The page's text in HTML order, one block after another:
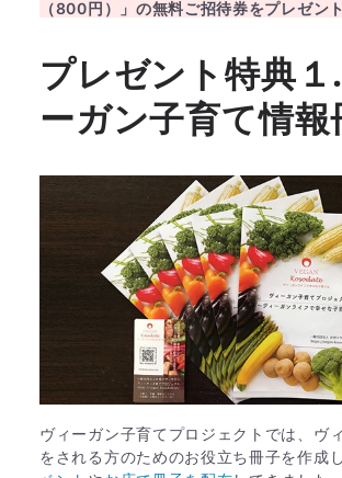
（800円）」の無料ご招待券をプレゼント
プレゼント特典１
ーガン子育て情報
ヴィーガン子育てプロジェクトでは、ヴ
をされる方のためのお役立ち冊子を作成